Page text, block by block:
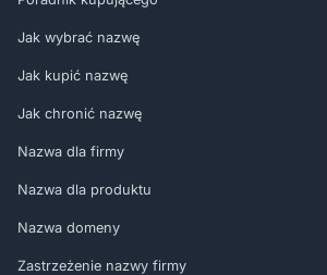
Jak wybrać nazwę
Jak kupić nazwę
Jak chronić nazwę
Nazwa dla firmy
Nazwa dla produktu
Nazwa domeny
Zastrzeżenie nazwy firmy